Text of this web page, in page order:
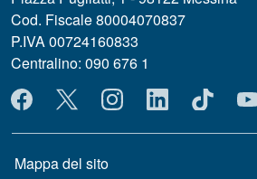
Cod. Fiscale 80004070837
P.IVA 00724160833
Centralino: 090 676 1
MENÙ SOCIAL
MENÙ FOOTER 1
Mappa del sito